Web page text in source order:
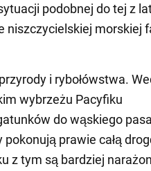
podobnej do tej z
niszczycielskiej morskiej
i rybołówstwa.
wybrzeżu Pacyfiku
do wąskiego pasa
prawie całą
z tym są bardziej